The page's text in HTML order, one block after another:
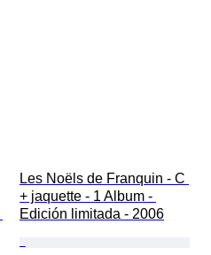
Les Noëls de Franquin - C
+ jaquette - 1 Album -
Edición limitada - 2006